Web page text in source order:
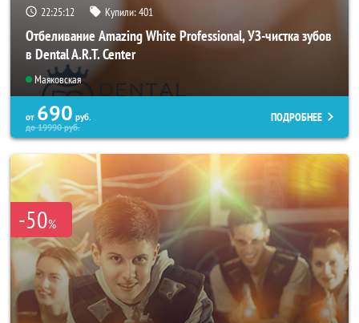
22:25:08 Купили:401
Отбеливание Amazing White Professional, УЗ-чистка зубов
в Dental A.R.T. Center
Маяковская
от 690 руб.
до19990руб.
ПОДРОБНЕЕ
-50%